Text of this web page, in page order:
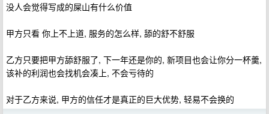
没人会觉得写成的屎山有什么价值
甲方只看 你上不上道, 服务的怎么样, 舔的舒不舒服
乙方只要把甲方舔舒服了, 下一年还是你的, 新项目也会让你分一杯羹,
该补的利润也会找机会凑上, 不会亏待的
对于乙方来说, 甲方的信任才是真正的巨大优势, 轻易不会换的